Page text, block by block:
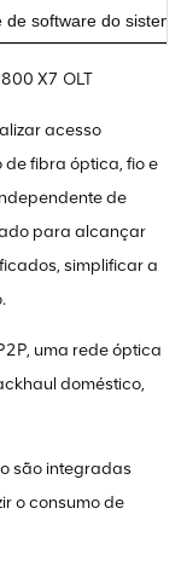
de software do
X7 OLT
acesso
fibra óptica, fio e
de
para alcançar
simplificar a
uma rede óptica
doméstico,
são integradas
o consumo de